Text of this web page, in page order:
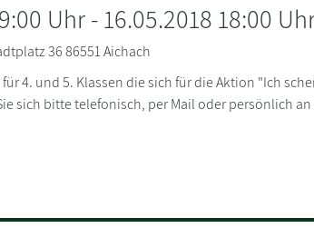
Uhr-16.05.2018 18:00
36 86551 Aichach
4. und 5. Klassen die sich für die Aktion "Ich
sich bitte telefonisch, per Mail oder persönlich